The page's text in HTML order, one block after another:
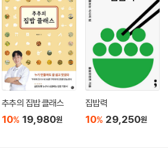
추추의 집밥 클래스
10% 19,980원
집밥력
10% 29,250원